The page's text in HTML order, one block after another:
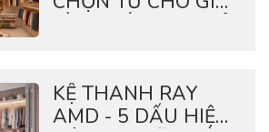
KỆ THANH RAY
AMD - 5 DẤU HIỆU